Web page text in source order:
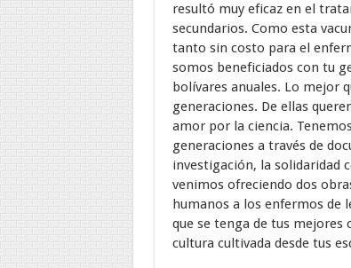
resultó muy eficaz en el
secundarios. Como esta
tanto sin costo para el
somos beneficiados con tu
bolívares anuales. Lo mejor
generaciones. De ellas
amor por la ciencia.
generaciones a través de
investigación, la solidaridad
venimos ofreciendo dos
humanos a los enfermos de
que se tenga de tus mejores
cultura cultivada desde tus